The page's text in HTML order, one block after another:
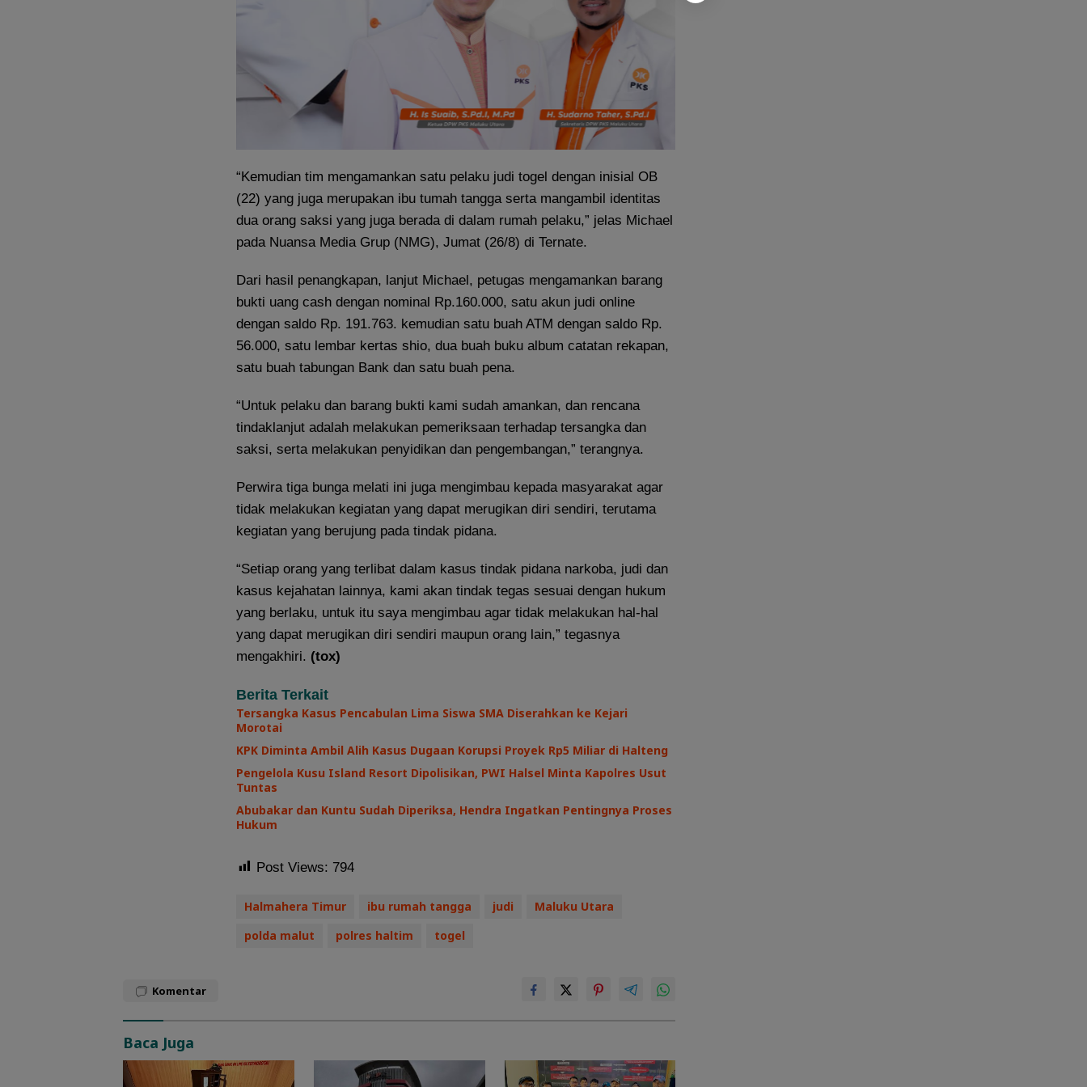
“Kemudian tim mengamankan satu pelaku judi togel dengan inisial OB
(22) yang juga merupakan ibu tumah tangga serta mangambil identitas
dua orang saksi yang juga berada di dalam rumah pelaku,” jelas Michael
pada Nuansa Media Grup (NMG), Jumat (26/8) di Ternate.
Dari hasil penangkapan, lanjut Michael, petugas mengamankan barang
bukti uang cash dengan nominal Rp.160.000, satu akun judi online
dengan saldo Rp. 191.763. kemudian satu buah ATM dengan saldo Rp.
56.000, satu lembar kertas shio, dua buah buku album catatan rekapan,
satu buah tabungan Bank dan satu buah pena.
“Untuk pelaku dan barang bukti kami sudah amankan, dan rencana
tindaklanjut adalah melakukan pemeriksaan terhadap tersangka dan
saksi, serta melakukan penyidikan dan pengembangan,” terangnya.
Perwira tiga bunga melati ini juga mengimbau kepada masyarakat agar
tidak melakukan kegiatan yang dapat merugikan diri sendiri, terutama
kegiatan yang berujung pada tindak pidana.
“Setiap orang yang terlibat dalam kasus tindak pidana narkoba, judi dan
kasus kejahatan lainnya, kami akan tindak tegas sesuai dengan hukum
yang berlaku, untuk itu saya mengimbau agar tidak melakukan hal-hal
yang dapat merugikan diri sendiri maupun orang lain,” tegasnya
mengakhiri. (tox)
Berita Terkait
Tersangka Kasus Pencabulan Lima Siswa SMA Diserahkan ke Kejari
Morotai
KPK Diminta Ambil Alih Kasus Dugaan Korupsi Proyek Rp5 Miliar di Halteng
Pengelola Kusu Island Resort Dipolisikan, PWI Halsel Minta Kapolres Usut
Tuntas
Abubakar dan Kuntu Sudah Diperiksa, Hendra Ingatkan Pentingnya Proses
Hukum
Post Views: 794
Halmahera Timur ibu rumah tangga judi
Maluku Utara
polda malut
polres haltim togel
Komentar
Baca Juga